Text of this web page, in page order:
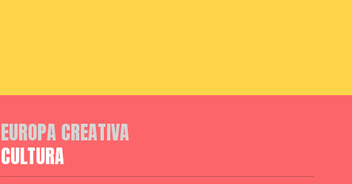
EUROPA CREATIVA
CULTURA